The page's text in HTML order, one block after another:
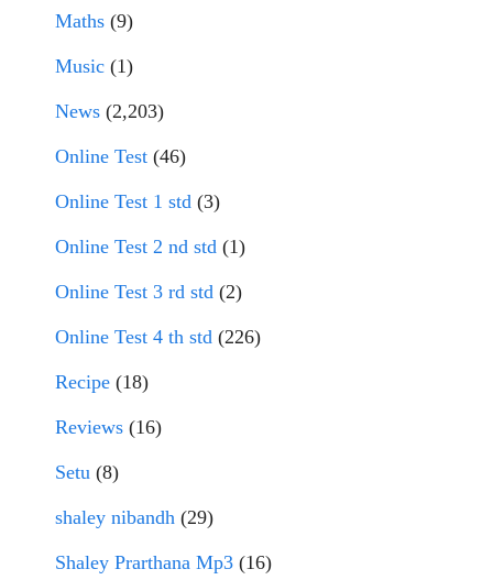
Maths (9)
Music (1)
News (2,203)
Online Test (46)
Online Test 1 std (3)
Online Test 2 nd std (1)
Online Test 3 rd std (2)
Online Test 4 th std (226)
Recipe (18)
Reviews (16)
Setu (8)
shaley nibandh (29)
Shaley Prarthana Mp3 (16)